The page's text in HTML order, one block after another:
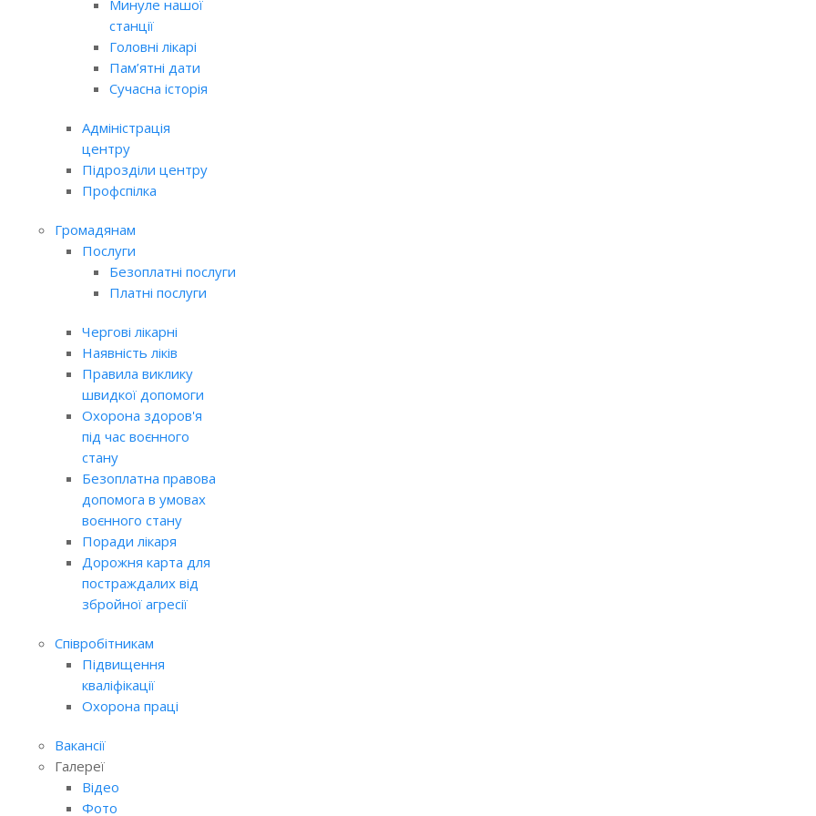
Минуле нашої
станції
Головні лікарі
Пам’ятні дати
Сучасна історія
Адміністрація
центру
Підрозділи центру
Профспілка
Громадянам
Послуги
Безоплатні послуги
Платні послуги
Чергові лікарні
Наявність ліків
Правила виклику
швидкої допомоги
Охорона здоров'я
під час воєнного
стану
Безоплатна правова
допомога в умовах
воєнного стану
Поради лікаря
Дорожня карта для
постраждалих від
збройної агресії
Співробітникам
Підвищення
кваліфікації
Охорона праці
Вакансії
Галереї
Відео
Фото